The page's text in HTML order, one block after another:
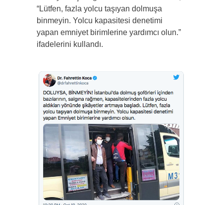
“Lütfen, fazla yolcu taşıyan dolmuşa
binmeyin. Yolcu kapasitesi denetimi
yapan emniyet birimlerine yardımcı olun.”
ifadelerini kullandı.